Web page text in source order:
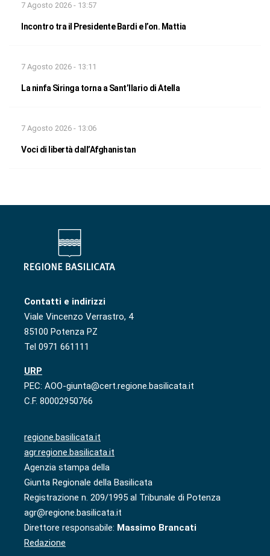
7 Agosto 2026 - 13:57
Incontro tra il Presidente Bardi e l’on. Mattia
7 Agosto 2026 - 13:11
La ninfa Siringa torna a Sant’Ilario di Atella
7 Agosto 2026 - 13:06
Voci di libertà dall’Afghanistan
Contatti e indirizzi
Viale Vincenzo Verrastro, 4
85100 Potenza PZ
Tel 0971 661111
URP
PEC: AOO-giunta@cert.regione.basilicata.it
C.F. 80002950766
regione.basilicata.it
agr.regione.basilicata.it
Agenzia stampa della
Giunta Regionale della Basilicata
Registrazione n. 209/1995 al Tribunale di Potenza
agr@regione.basilicata.it
Direttore responsabile: Massimo Brancati
Redazione